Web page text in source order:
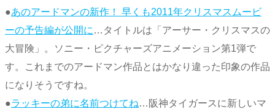
●あのアードマンの新作！ 早くも2011年クリスマスムービ
ーの予告編が公開に …タイトルは「アーサー・クリスマスの
大冒険」。ソニー・ピクチャーズアニメーション第1弾で
す。これまでのアードマン作品とはかなり違った印象の作品
になりそうですね。
●ラッキーの弟に名前つけてね…阪神タイガースに新しいマ